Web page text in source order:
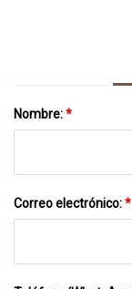
Nombre:*
Correo electrónico:*